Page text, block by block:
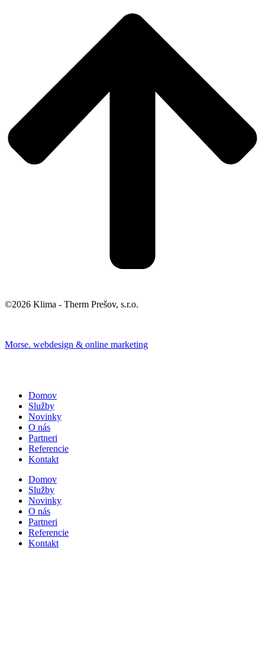
©2026 Klima - Therm Prešov, s.r.o.
Morse. webdesign & online marketing
Domov
Služby
Novinky
O nás
Partneri
Referencie
Kontakt
Domov
Služby
Novinky
O nás
Partneri
Referencie
Kontakt